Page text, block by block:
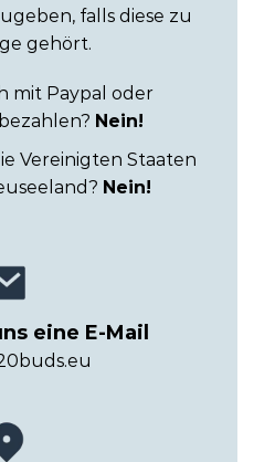
falls diese zu
gehört.
mit Paypal oder
Nein!
Vereinigten Staaten
Nein!
eine E-Mail